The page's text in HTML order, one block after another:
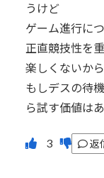
うけど
ゲーム進行に
正直競技性を
楽しくないから
もしデスの待
ら試す価値は
返